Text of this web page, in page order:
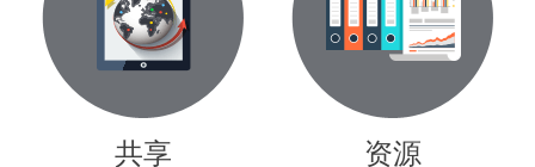
共享 资源